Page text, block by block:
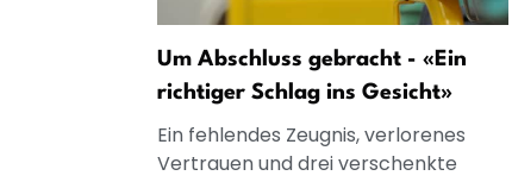
Um Abschluss gebracht - «Ein
richtiger Schlag ins Gesicht»
Ein fehlendes Zeugnis, verlorenes
Vertrauen und drei verschenkte